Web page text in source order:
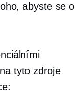
abyste se o
tyto zdroje